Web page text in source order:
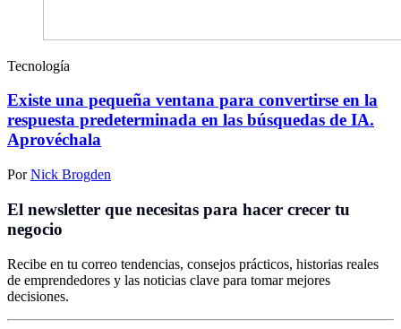
Tecnología
Existe una pequeña ventana para convertirse en la
respuesta predeterminada en las búsquedas de IA.
Aprovéchala
PorNick Brogden
El newsletter que necesitas para hacer crecer tu
negocio
Recibe en tu correo tendencias, consejos prácticos, historias reales
de emprendedores y las noticias clave para tomar mejores
decisiones.